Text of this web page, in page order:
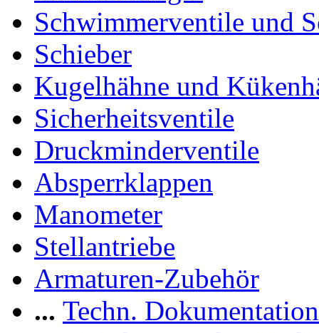
Schwimmerventile und
Schieber
Kugelhähne und
Sicherheitsventile
Druckminderventile
Absperrklappen
Manometer
Stellantriebe
Armaturen-Zubehör
... Techn.